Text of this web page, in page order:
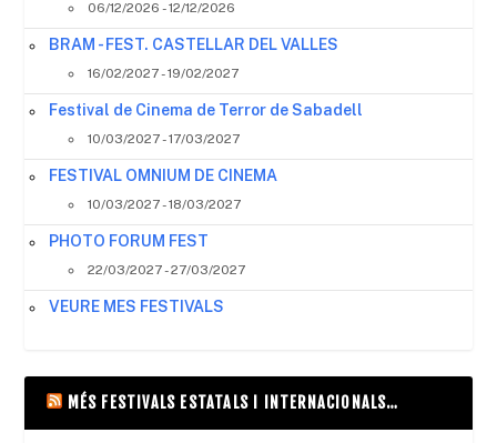
06/12/2026 - 12/12/2026
BRAM - FEST. CASTELLAR DEL VALLES
16/02/2027 - 19/02/2027
Festival de Cinema de Terror de Sabadell
10/03/2027 - 17/03/2027
FESTIVAL OMNIUM DE CINEMA
10/03/2027 - 18/03/2027
PHOTO FORUM FEST
22/03/2027 - 27/03/2027
VEURE MES FESTIVALS
MÉS FESTIVALS ESTATALS I INTERNACIONALS…